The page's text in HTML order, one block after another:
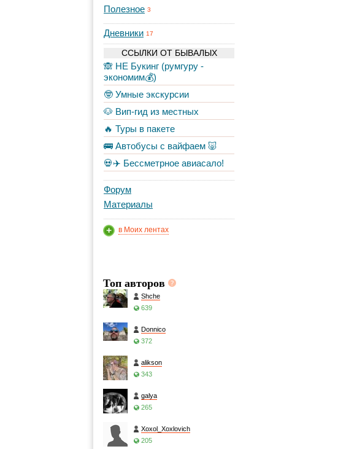
Полезное 3
Дневники 17
ССЫЛКИ ОТ БЫВАЛЫХ
🙈 НЕ Букинг (румгуру -
экономим💰)
🤓 Умные экскурсии
🐶 Вип-гид из местных
🔥 Туры в пакете
🚌 Автобусы с вайфаем 🐷
💀✈️ Бессметрное авиасало!
Форум
Материалы
в Моих лентах
Топ авторов
Shche
639
Donnico
372
alikson
343
galya
265
Xoxol_Xoxlovich
205